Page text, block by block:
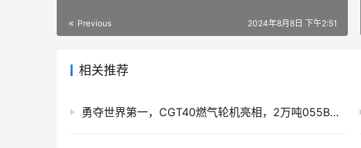
Previous 2024年8月8日 下午2:51
相关推荐
勇夺世界第一，CGT40燃气轮机亮相，2万吨055B大驱能飙30节